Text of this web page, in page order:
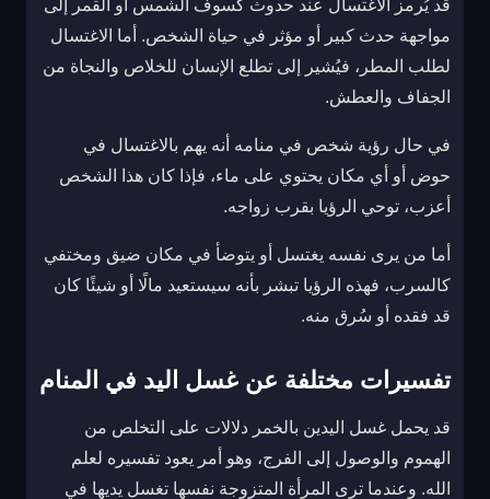
قد يُرمز الاغتسال عند حدوث كسوف الشمس أو القمر إلى
مواجهة حدث كبير أو مؤثر في حياة الشخص. أما الاغتسال
لطلب المطر، فيُشير إلى تطلع الإنسان للخلاص والنجاة من
الجفاف والعطش.
في حال رؤية شخص في منامه أنه يهم بالاغتسال في
حوض أو أي مكان يحتوي على ماء، فإذا كان هذا الشخص
أعزب، توحي الرؤيا بقرب زواجه.
أما من يرى نفسه يغتسل أو يتوضأ في مكان ضيق ومختفي
كالسرب، فهذه الرؤيا تبشر بأنه سيستعيد مالًا أو شيئًا كان
قد فقده أو سُرق منه.
تفسيرات مختلفة عن غسل اليد في المنام
قد يحمل غسل اليدين بالخمر دلالات على التخلص من
الهموم والوصول إلى الفرج، وهو أمر يعود تفسيره لعلم
الله. وعندما ترى المرأة المتزوجة نفسها تغسل يديها في